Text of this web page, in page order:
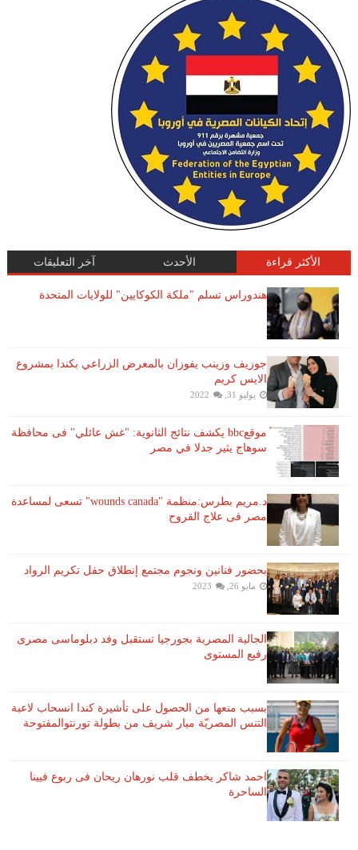
الأكثر قراءة الأحدث آخر التعليقات
هندوراس تسلم "ملكة الكوكايين" للولايات المتحدة
جوزيف وزينب يفوزان بالمعرض الزراعي بكندا بمشروع
الايس كريم
يوليو 31, 2022
موقعbbc يكشف نتائج الثانوية: "غش عائلي" فى محافظة
سوهاج يثير جدلا في مصر
د.مريم بطرس:منظمة "wounds canada" تسعى لمساعدة
مصر فى علاج القروح
بحضور فنانين ونجوم مجتمع إنطلاق حفل تكريم الرواد
مايو 26, 2023
الجالية المصرية بجورجيا تستقبل وفد دبلوماسى مصرى
رفيع المستوى
بسبب منعها من الحصول على تأشيرة كندا انسحاب لاعبة ​
التنس​ المصريّة ​ميار شريف​ من بطولة ​تورنتو​المفتوحة
احمد شاكر يخطف قلب نورهان ريحان فى ربوع فيينا
الساحرة